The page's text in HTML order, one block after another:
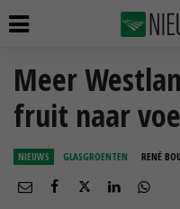
Meer
fruit naar
NIEUWS GLASGROENTEN RENÉ